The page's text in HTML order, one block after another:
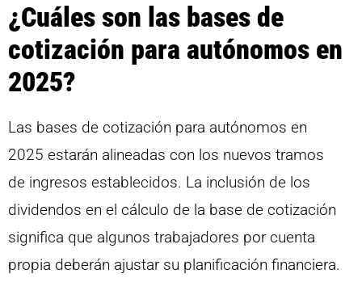
¿Cuáles son las bases de
cotización para autónomos en
2025?
Las bases de cotización para autónomos en
2025 estarán alineadas con los nuevos tramos
de ingresos establecidos. La inclusión de los
dividendos en el cálculo de la base de cotización
significa que algunos trabajadores por cuenta
propia deberán ajustar su planificación financiera.